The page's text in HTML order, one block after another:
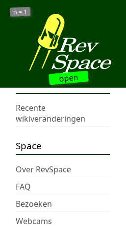
open
n = 1
Recente
wikiveranderingen
Space
Over RevSpace
FAQ
Bezoeken
Webcams